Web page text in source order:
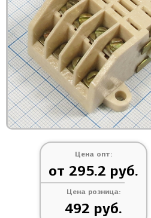
Цена опт:
от 295.2 руб.
Цена розница:
492 руб.